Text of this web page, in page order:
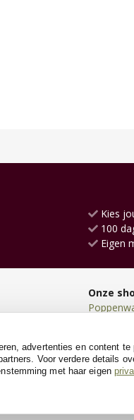
Kies
100
Eigen
Onze
advertenties en content
Voor verdere details
met haar eigen